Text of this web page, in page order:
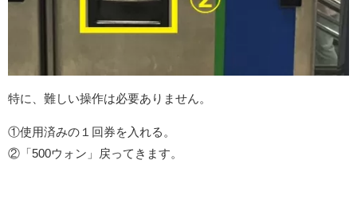
特に、難しい操作は必要ありません。
①使用済みの１回券を入れる。
②「500ウォン」戻ってきます。